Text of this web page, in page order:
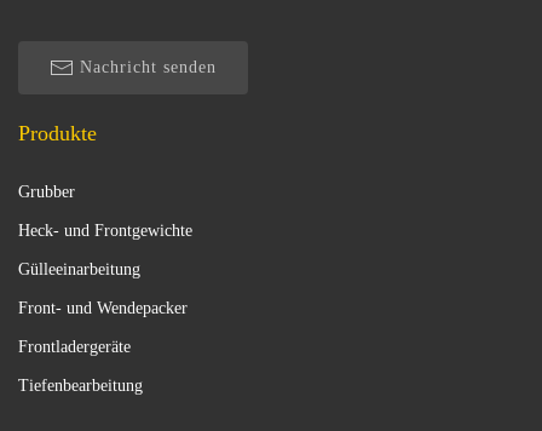
Nachricht senden
Produkte
Grubber
Heck- und Frontgewichte
Gülleeinarbeitung
Front- und Wendepacker
Frontladergeräte
Tiefenbearbeitung